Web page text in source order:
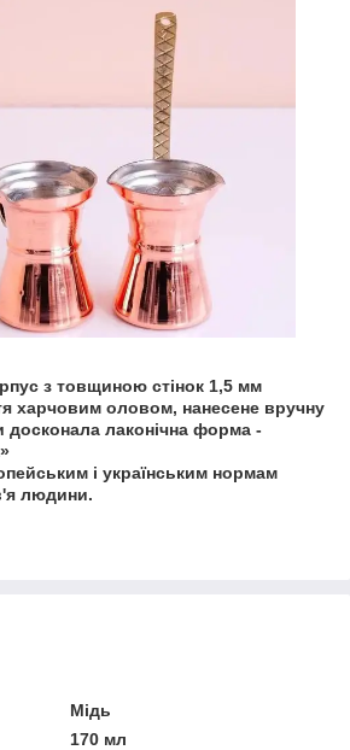
з товщиною стінок 1,5 мм
харчовим оловом, нанесене вручну
досконала лаконічна форма -
і українським нормам
людини.
Мідь
170 мл